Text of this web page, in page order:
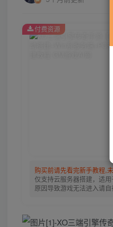
购买前请先看完新手教程,
仅支持云服务器搭建，适
原因导致游戏无法进入请
付费资源